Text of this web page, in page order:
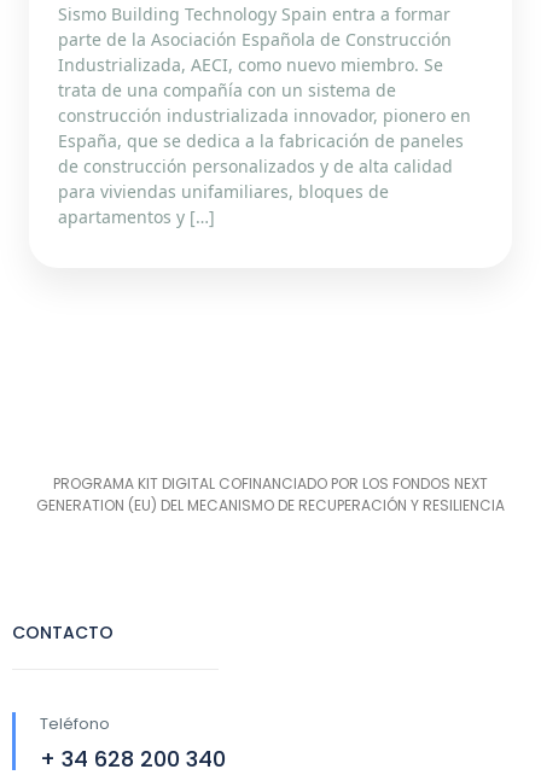
Sismo Building Technology Spain entra a formar
parte de la Asociación Española de Construcción
Industrializada, AECI, como nuevo miembro. Se
trata de una compañía con un sistema de
construcción industrializada innovador, pionero en
España, que se dedica a la fabricación de paneles
de construcción personalizados y de alta calidad
para viviendas unifamiliares, bloques de
apartamentos y […]
PROGRAMA KIT DIGITAL COFINANCIADO POR LOS FONDOS NEXT
GENERATION (EU) DEL MECANISMO DE RECUPERACIÓN Y RESILIENCIA
CONTACTO
Teléfono
+ 34 628 200 340